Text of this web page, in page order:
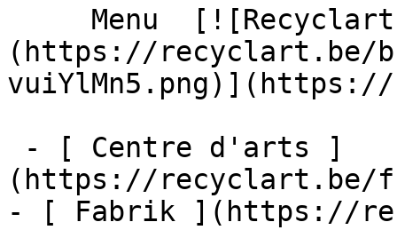
(https://recyclart.be/
(https://recyclart.be/
- [ Fabrik ](https://